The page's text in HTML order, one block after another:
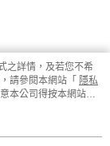
之詳情，及若您不希
請參閱本網站「 隱私
本公司得按本網站使